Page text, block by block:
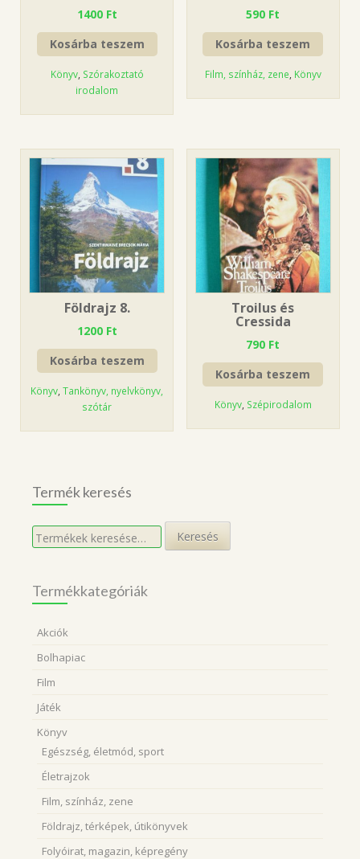
1400 Ft
Kosárba teszem
Könyv, Szórakoztató
irodalom
590 Ft
Kosárba teszem
Film, színház, zene Könyv
Földrajz 8.
1200 Ft
Kosárba teszem
Könyv ,Tankönyv, nyelvkönyv,
szótár
Troilus és
Cressida
790 Ft
Kosárba teszem
Könyv, Szépirodalom
Termék keresés
Keresés
a
Keresés
Termékkategóriák
Akciók
Bolhapiac
Film
Játék
Könyv
Egészség, életmód, sport
Életrajzok
Film, színház, zene
Földrajz, térképek, útikönyvek
Folyóirat, magazin, képregény